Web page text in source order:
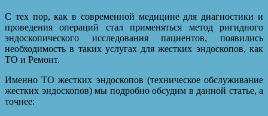
С тех пор, как в современной медицине для диагностики и
проведения операций стал применяться метод ригидного
эндоскопического исследования пациентов, появились
необходимость в таких услугах для жестких эндоскопов, как
ТО и Ремонт.
Именно ТО жестких эндоскопов (техническое обслуживание
жестких эндоскопов) мы подробно обсудим в данной статье, а
точнее: